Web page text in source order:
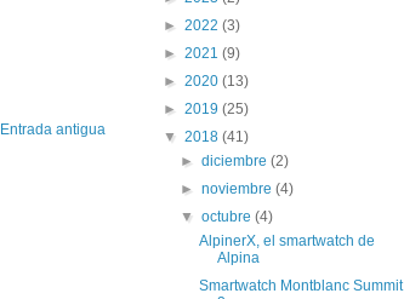
Entrada antigua
► 2022 (3)
► 2021 (9)
► 2020 (13)
► 2019 (25)
▼ 2018 (41)
►diciembre(2)
►noviembre(4)
▼octubre(4)
AlpinerX, el smartwatch de
Alpina
Smartwatch Montblanc Summit